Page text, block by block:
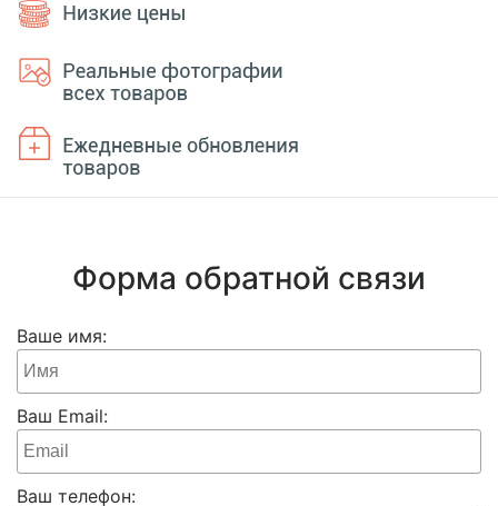
Форма обратной связи
Ваше имя:
Ваш Email:
Ваш телефон: